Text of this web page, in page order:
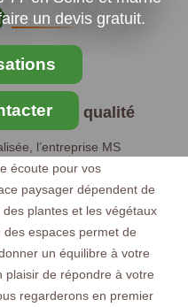
un devis gratuit.
de qualité
l’entreprise MS
écoute pour vos
paysager dépendent de
des plantes et les végétaux
des espaces permet de
un équilibre à votre
plaisir de répondre à votre
regarderons en premier